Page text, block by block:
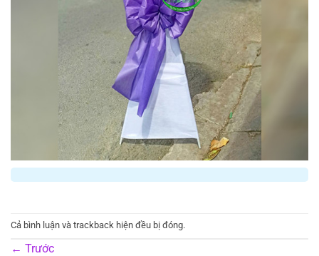
Cả bình luận và trackback hiện đều bị đóng.
← Trước